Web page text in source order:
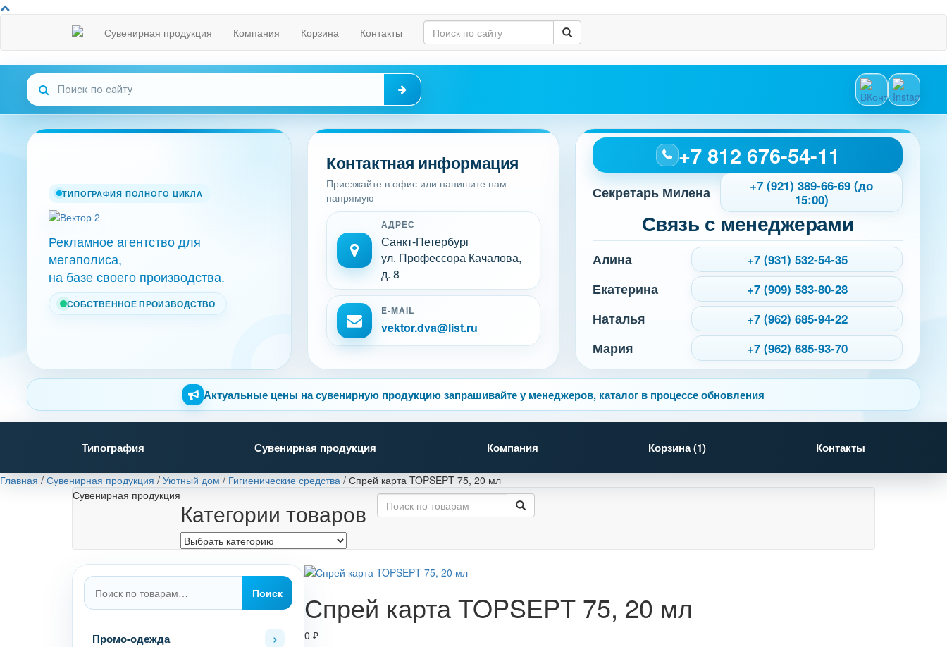
Сувенирная продукция Компания Корзина Контакты
ТИПОГРАФИЯ ПОЛНОГО ЦИКЛА
Рекламное агентство для
мегаполиса,
на базе своего производства.
СОБСТВЕННОЕ ПРОИЗВОДСТВО
Контактная информация
Приезжайте в офис или напишите нам
напрямую
АДРЕС
Санкт-Петербург
ул. Профессора Качалова,
д. 8
E-MAIL
vektor.dva@list.ru
+7 812 676-54-11
Секретарь Милена
+7 (921) 389-66-69 (до
15:00)
Связь с менеджерами
Алина +7 (931) 532-54-35
Екатерина +7 (909) 583-80-28
Наталья +7 (962) 685-94-22
Мария +7 (962) 685-93-70
Актуальные цены на сувенирную продукцию запрашивайте у менеджеров, каталог в процессе обновления
Типография Сувенирная продукция Компания Корзина (1) Контакты
Главная / Сувенирная продукция / Уютный дом / Гигиенические средства / Спрей карта TOPSEPT 75, 20 мл
Сувенирная продукция
Категории товаров
Искать:
Поиск
Промо-одежда
Спрей карта TOPSEPT 75, 20 мл
0 ₽